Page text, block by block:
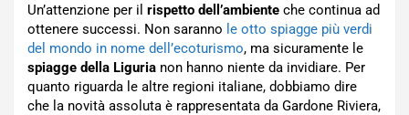
Un’attenzione per il rispetto dell’ambiente che continua ad
ottenere successi. Non saranno le otto spiagge più verdi
del mondo in nome dell’ecoturismo, ma sicuramente le
spiagge della Liguria non hanno niente da invidiare. Per
quanto riguarda le altre regioni italiane, dobbiamo dire
che la novità assoluta è rappresentata da Gardone Riviera,